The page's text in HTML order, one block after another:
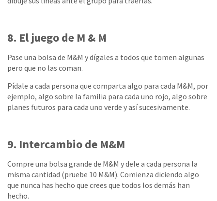
8. El juego de M & M
Pase una bolsa de M&M y dígales a todos que tomen algunas
pero que no las coman.
Pídale a cada persona que comparta algo para cada M&M, por
ejemplo, algo sobre la familia para cada uno rojo, algo sobre
planes futuros para cada uno verde y así sucesivamente.
9. Intercambio de M&M
Compre una bolsa grande de M&M y dele a cada persona la
misma cantidad (pruebe 10 M&M). Comienza diciendo algo
que nunca has hecho que crees que todos los demás han
hecho.